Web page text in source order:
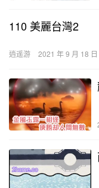
110 美麗台灣2
逍遥游 2021 年 9 月 18 日